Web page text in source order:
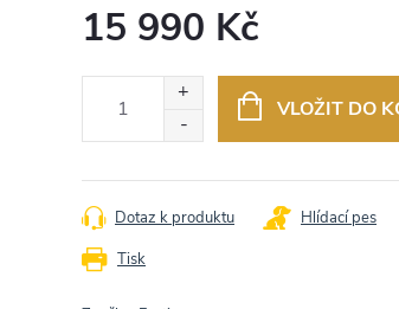
15 990 Kč
VLOŽIT DO
Tisk
Dotaz k produktu Hlídací pes